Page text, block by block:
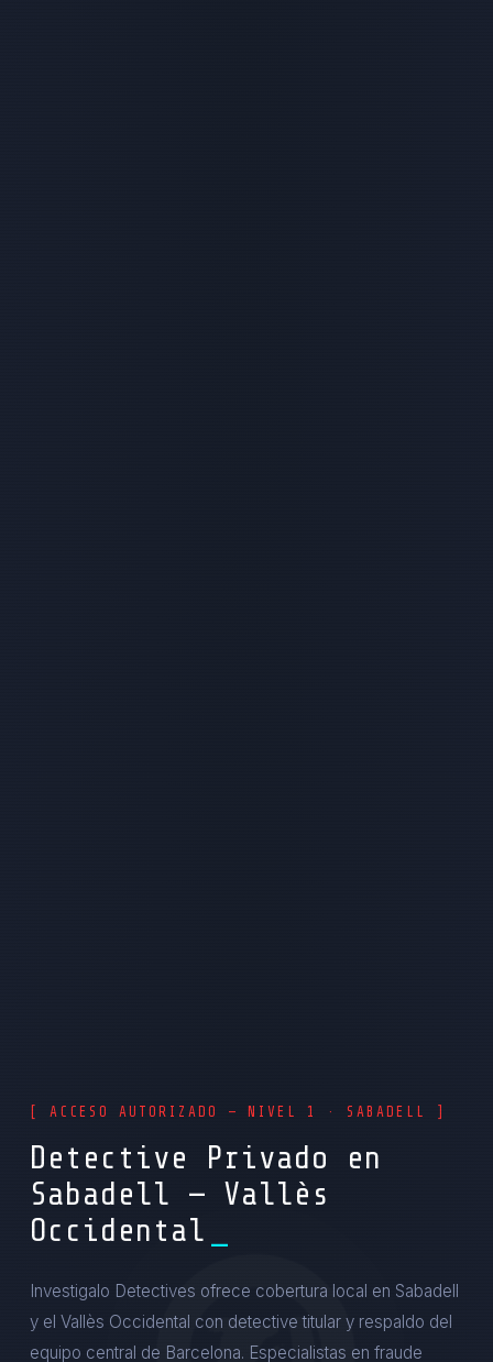
[ ACCESO AUTORIZADO — NIVEL 1 · SABADELL ]
Detective Privado en
Sabadell — Vallès
Occidental
Investigalo Detectives ofrece cobertura local en Sabadell
y el Vallès Occidental con detective titular y respaldo del
equipo central de Barcelona. Especialistas en fraude